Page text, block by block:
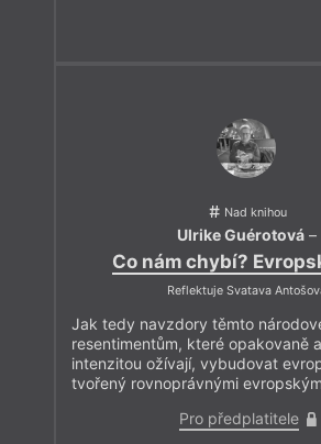
Nad knihou
Ulrike Guérotová–
Co nám chybí?
Reflektuje Svatava
Jak tedy navzdory těmto
resentimentům, které opakovaně
intenzitou ožívají, vybudovat
tvořený rovnoprávnými
Pro předplatitele